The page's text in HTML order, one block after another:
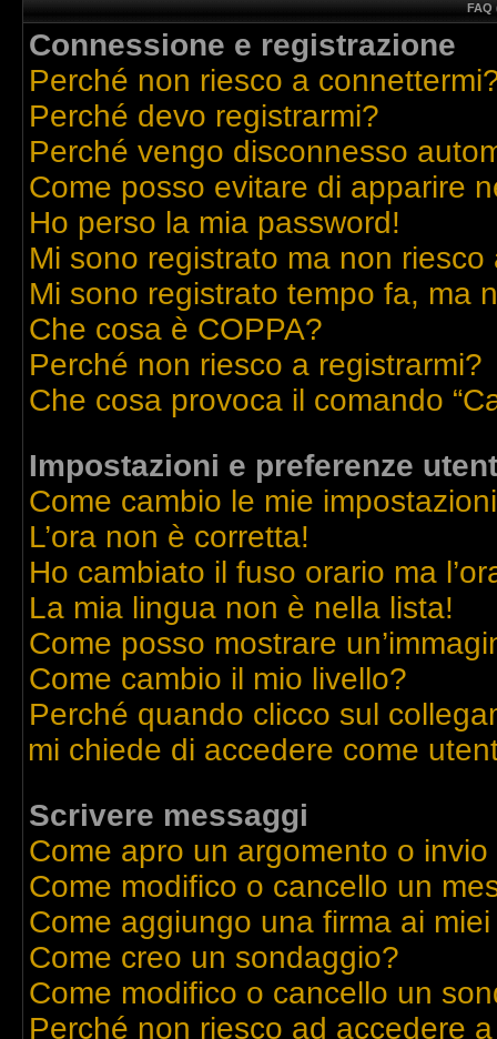
FAQ
Connessione e registrazione
Perché non riesco a
Perché devo registrarmi?
Perché vengo disconnesso
Come posso evitare di apparire
Ho perso la mia password!
Mi sono registrato ma non riesco
Mi sono registrato tempo fa, ma
Che cosa è COPPA?
Perché non riesco a registrarmi?
Che cosa provoca il comando
Impostazioni e preferenze
Come cambio le mie
L’ora non è corretta!
Ho cambiato il fuso orario ma
La mia lingua non è nella lista!
Come posso mostrare
Come cambio il mio livello?
Perché quando clicco sul
mi chiede di accedere come
Scrivere messaggi
Come apro un argomento o
Come modifico o cancello un
Come aggiungo una firma ai
Come creo un sondaggio?
Come modifico o cancello un
Perché non riesco ad accedere